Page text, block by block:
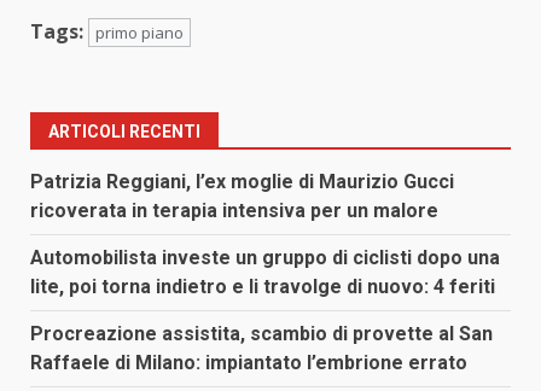
Tags: primo piano
ARTICOLI RECENTI
Patrizia Reggiani, l’ex moglie di Maurizio Gucci
ricoverata in terapia intensiva per un malore
Automobilista investe un gruppo di ciclisti dopo una
lite, poi torna indietro e li travolge di nuovo: 4 feriti
Procreazione assistita, scambio di provette al San
Raffaele di Milano: impiantato l’embrione errato